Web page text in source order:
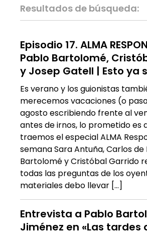
Resultados de búsqueda:
Episodio 17. ALMA
Pablo Bartolomé,
y Josep Gatell | Esto ya
Es verano y los guionistas
merecemos vacaciones (o
agosto escribiendo frente al
antes de irnos, lo prometido es
traemos el especial ALMA
semana Sara Antuña, Carlos de
Bartolomé y Cristóbal Garrido
todas las preguntas de los
materiales debo llevar […]
Entrevista a Pablo
Jiménez en «Las tardes